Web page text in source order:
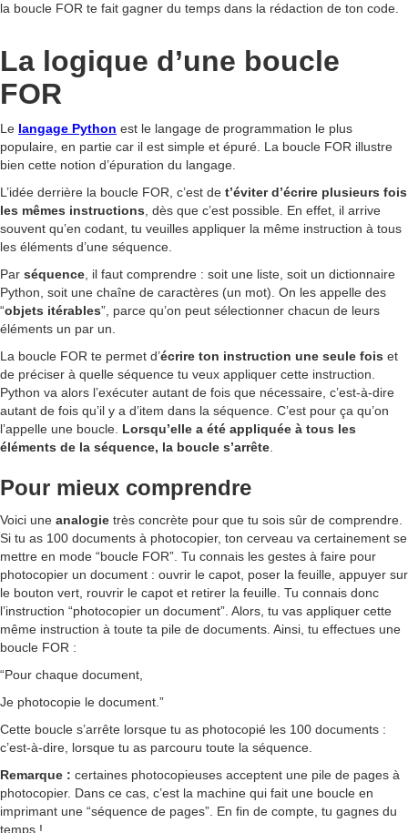
la boucle FOR te fait gagner du temps dans la rédaction de ton code.
La logique d’une boucle
FOR
Le langage Python est le langage de programmation le plus
populaire, en partie car il est simple et épuré. La boucle FOR illustre
bien cette notion d’épuration du langage.
L’idée derrière la boucle FOR, c’est de t’éviter d’écrire plusieurs fois
les mêmes instructions , dès que c’est possible. En effet, il arrive
souvent qu’en codant, tu veuilles appliquer la même instruction à tous
les éléments d’une séquence.
Par séquence , il faut comprendre : soit une liste, soit un dictionnaire
Python, soit une chaîne de caractères (un mot). On les appelle des
“objets itérables”, parce qu’on peut sélectionner chacun de leurs
éléments un par un.
La boucle FOR te permet d’écrire ton instruction une seule fois et
de préciser à quelle séquence tu veux appliquer cette instruction.
Python va alors l’exécuter autant de fois que nécessaire, c’est-à-dire
autant de fois qu’il y a d’item dans la séquence. C’est pour ça qu’on
l’appelle une boucle. Lorsqu’elle a été appliquée à tous les
éléments de la séquence, la boucle s’arrête
Pour mieux comprendre
Voici une analogie très concrète pour que tu sois sûr de comprendre.
Si tu as 100 documents à photocopier, ton cerveau va certainement se
mettre en mode “boucle FOR”. Tu connais les gestes à faire pour
photocopier un document : ouvrir le capot, poser la feuille, appuyer sur
le bouton vert, rouvrir le capot et retirer la feuille. Tu connais donc
l’instruction “photocopier un document”. Alors, tu vas appliquer cette
même instruction à toute ta pile de documents. Ainsi, tu effectues une
boucle FOR :
“Pour chaque document,
Je photocopie le document.”
Cette boucle s’arrête lorsque tu as photocopié les 100 documents :
c’est-à-dire, lorsque tu as parcouru toute la séquence.
Remarque : certaines photocopieuses acceptent une pile de pages à
photocopier. Dans ce cas, c’est la machine qui fait une boucle en
imprimant une “séquence de pages”. En fin de compte, tu gagnes du
temps !